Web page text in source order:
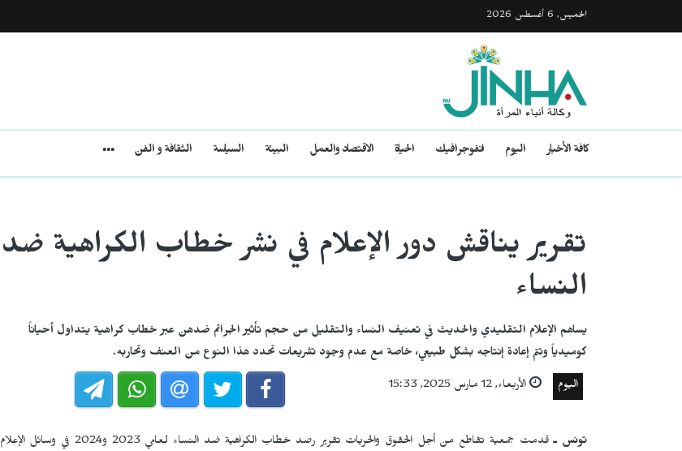
الخميس, 6 أغسطس 2026
كافة الأخبار اليوم انفوجرافيك الحياة الاقتصاد والعمل البيئة السياسة الثقافة و الفن
تقرير يناقش دور الإعلام في نشر خطاب الكراهية ضد
النساء
يساهم الإعلام التقليدي والحديث في تعنيف النساء والتقليل من حجم تأثير الجرائم ضدهن عبر خطاب كراهية يتداول أحياناً
كوميدياً وتتم إعادة إنتاجه بشكل طبيعي، خاصة مع عدم وجود تشريعات تحدد هذا النوع من العنف وتحاربه.
اليوم الأربعاء, 12 مارس 2025, 15:33
تونس ـ
قدمت جمعية تقاطع من أجل الحقوق والحريات تقرير رصد خطاب الكراهية ضد النساء لعامي 2023 و2024 في وسائل الإعلام